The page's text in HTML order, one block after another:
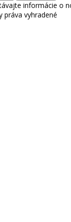
informácie o
práva vyhradené